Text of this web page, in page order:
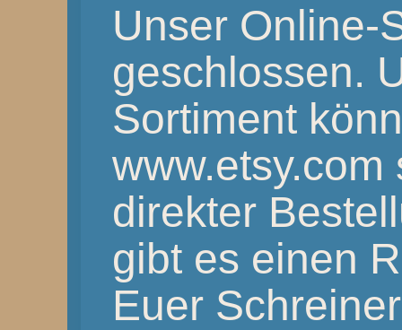
Unser Online-
geschlossen.
Sortiment
www.etsy.com
direkter
gibt es einen
Euer